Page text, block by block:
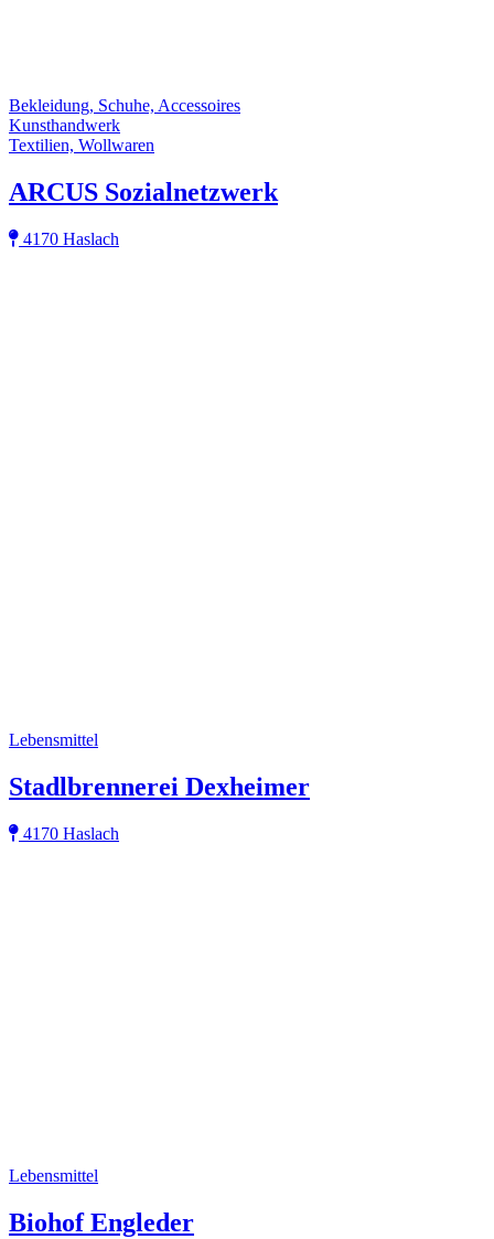
Bekleidung, Schuhe, Accessoires
Kunsthandwerk
Textilien, Wollwaren
ARCUS Sozialnetzwerk
4170 Haslach
Lebensmittel
Stadlbrennerei Dexheimer
4170 Haslach
Lebensmittel
Biohof Engleder